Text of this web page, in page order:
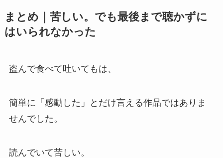
まとめ｜苦しい。でも最後まで聴かずに
はいられなかった
盗んで食べて吐いてもは、
簡単に「感動した」とだけ言える作品ではありま
せんでした。
読んでいて苦しい。